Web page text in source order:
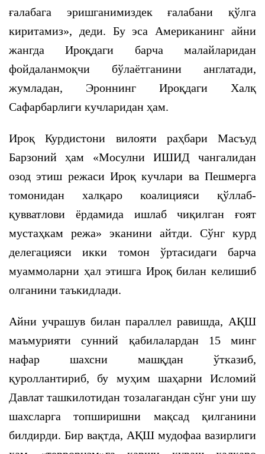
ғалабага эришганимиздек ғалабани қўлга
киритамиз», деди. Бу эса Американинг айни
жангда Ироқдаги барча малайларидан
фойдаланмоқчи бўлаётганини англатади,
жумладан, Эроннинг Ироқдаги Халқ
Сафарбарлиги кучларидан ҳам.
Ироқ Курдистони вилояти раҳбари Масъуд
Барзоний ҳам «Мосулни ИШИД чангалидан
озод этиш режаси Ироқ кучлари ва Пешмерга
томонидан халқаро коалицияси қўллаб-
қувватлови ёрдамида ишлаб чиқилган ғоят
мустаҳкам режа» эканини айтди. Сўнг курд
делегацияси икки томон ўртасидаги барча
муаммоларни ҳал этишга Ироқ билан келишиб
олганини таъкидлади.
Айни учрашув билан параллел равишда, АҚШ
маъмурияти сунний қабилалардан 15 минг
нафар шахсни машқдан ўтказиб,
қуроллантириб, бу муҳим шаҳарни Исломий
Давлат ташкилотидан тозалагандан сўнг уни шу
шахсларга топширишни мақсад қилганини
билдирди. Бир вақтда, АҚШ мудофаа вазирлиги